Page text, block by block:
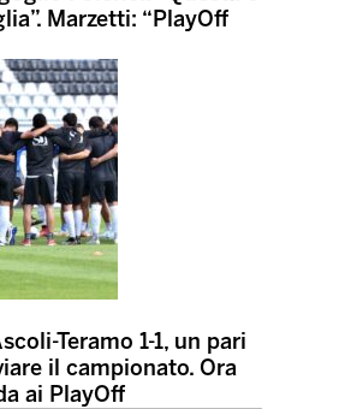
Marzetti: “PlayOff
Teramo 1-1, un pari
il campionato. Ora
ai PlayOff